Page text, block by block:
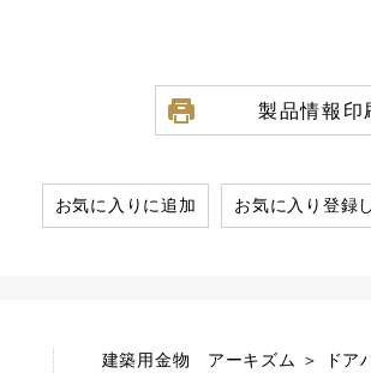
製品情報印
お気に入りに追加 お気に入り登録
建築用金物 アーキズム ＞ ドア